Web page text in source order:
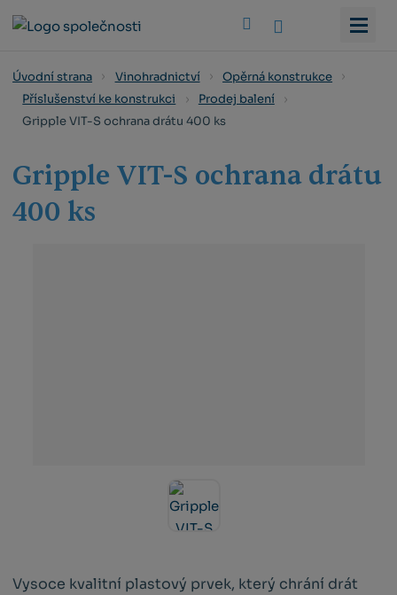
Úvodní strana Vinohradnictví
Opěrná konstrukce
Příslušenství ke konstrukci
Prodej balení
Gripple VIT-S ochrana drátu 400 ks
Gripple VIT-S ochrana drátu
400 ks
Vysoce kvalitní plastový prvek, který chrání drát